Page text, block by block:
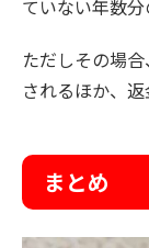
ていない年数分
ただしその場
されるほか、
まとめ